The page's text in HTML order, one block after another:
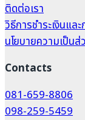
ติดต่อเรา
วิธีการชำระเงินแล
นโยบายความเป็น
Contacts
081-659-8806
098-259-5459